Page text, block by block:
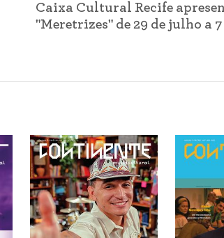
Caixa Cultural Recife
"Meretrizes" de 29 de julho a